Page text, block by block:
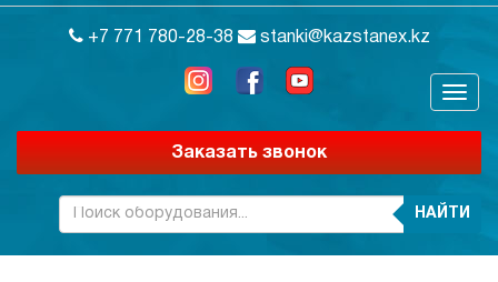
+7 771 780-28-38 stanki@kazstanex.kz
Заказать звонок
НАЙТИ